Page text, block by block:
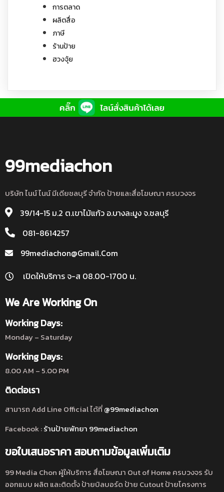
การตลาด
ผลิตสื่อ
ภาษี
ร้านป้าย
ฮวงจุ้ย
99mediachon
บริษัท ไนน์ ไนน์ มีเดียชลบุรี จำกัด ป้ายและสื่อโฆษณา ครบวงจร
39/14-15 ม.2 ต.เขาไม้แก้ว อ.บางละมูง จ.ชลบุรี
081-8614257
99mediachon@gmail.com
เปิดให้บริการ จ-ส 08.00-1700 น.
We Are Working On
Working Days:
Monday – Saturday
Working Days:
8.00 AM – 5.00 PM
ติดต่อเรา
สามารถ Add Line Official ได้ที่@99mediachon
Facebook :ร้านป้ายพัทยา 99mediachon
ขอใบเสนอราคา สอบถามข้อมูลเพิ่มเติม
99 Media Chon ผู้ให้บริการ สื่อโฆษณา Out of Home ครบวงจร รับ
ออกแบบ ผลิต และติดตั้ง ป้ายบิลบอร์ด ป้าย Cutout ป้ายโครงการ